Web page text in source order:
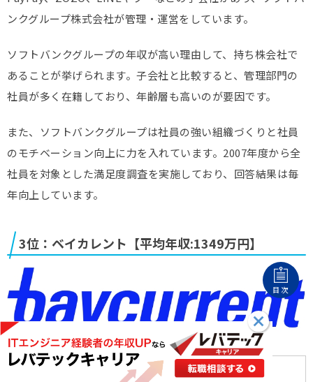
ンクグループ株式会社が管理・運営をしています。
ソフトバンクグループの年収が高い理由して、持ち株会社で
あることが挙げられます。子会社と比較すると、管理部門の
社員が多く在籍しており、年齢層も高いのが要因です。
また、ソフトバンクグループは社員の強い組織づくりと社員
のモチベーション向上に力を入れています。2007年度から全
社員を対象とした満足度調査を実施しており、回答結果は毎
年向上しています。
3位：ベイカレント【平均年収:1349万円】
企業名 株式会社ベイカレント
目次